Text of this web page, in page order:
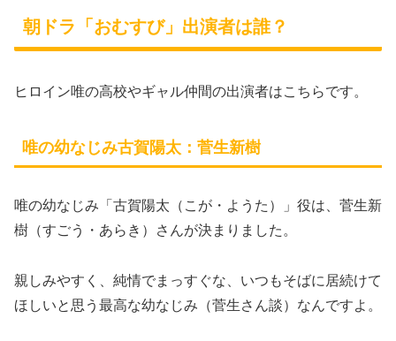
朝ドラ「おむすび」出演者は誰？
ヒロイン唯の高校やギャル仲間の出演者はこちらです。
唯の幼なじみ古賀陽太：菅生新樹
唯の幼なじみ「古賀陽太（こが・ようた）」役は、菅生新
樹（すごう・あらき）さんが決まりました。
親しみやすく、純情でまっすぐな、いつもそばに居続けて
ほしいと思う最高な幼なじみ（菅生さん談）なんですよ。